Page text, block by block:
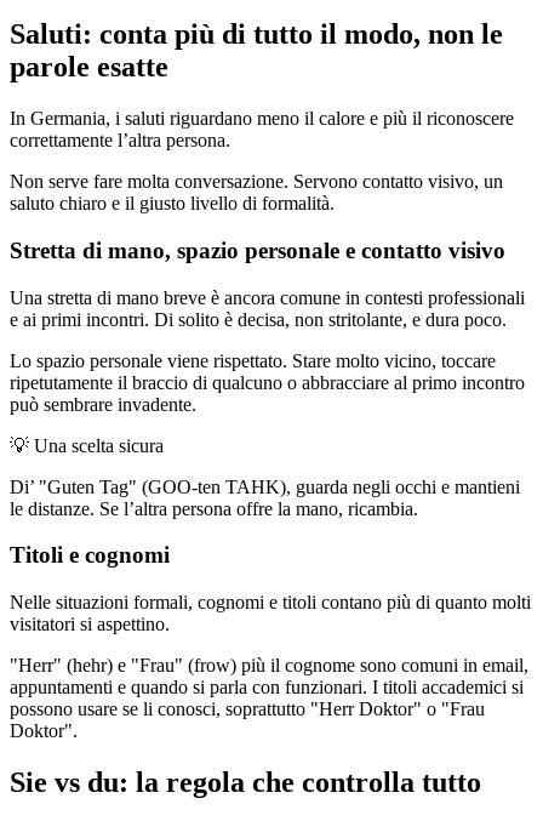
Saluti: conta più di tutto il modo, non le
parole esatte
In Germania, i saluti riguardano meno il calore e più il riconoscere
correttamente l’altra persona.
Non serve fare molta conversazione. Servono contatto visivo, un
saluto chiaro e il giusto livello di formalità.
Stretta di mano, spazio personale e contatto visivo
Una stretta di mano breve è ancora comune in contesti professionali
e ai primi incontri. Di solito è decisa, non stritolante, e dura poco.
Lo spazio personale viene rispettato. Stare molto vicino, toccare
ripetutamente il braccio di qualcuno o abbracciare al primo incontro
può sembrare invadente.
💡 Una scelta sicura
Di’ "Guten Tag" (GOO-ten TAHK), guarda negli occhi e mantieni
le distanze. Se l’altra persona offre la mano, ricambia.
Titoli e cognomi
Nelle situazioni formali, cognomi e titoli contano più di quanto molti
visitatori si aspettino.
"Herr" (hehr) e "Frau" (frow) più il cognome sono comuni in email,
appuntamenti e quando si parla con funzionari. I titoli accademici si
possono usare se li conosci, soprattutto "Herr Doktor" o "Frau
Doktor".
Sie vs du: la regola che controlla tutto